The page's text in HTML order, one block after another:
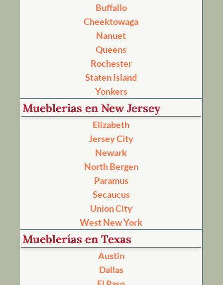
Buffallo
Cheektowaga
Nanuet
Queens
Rochester
Staten Island
Yonkers
Mueblerias en New Jersey
Elizabeth
Jersey City
Newark
North Bergen
Paramus
Secaucus
Union City
West New York
Mueblerías en Texas
Austin
Dallas